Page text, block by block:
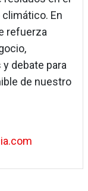
En
refuerza
debate para
de nuestro